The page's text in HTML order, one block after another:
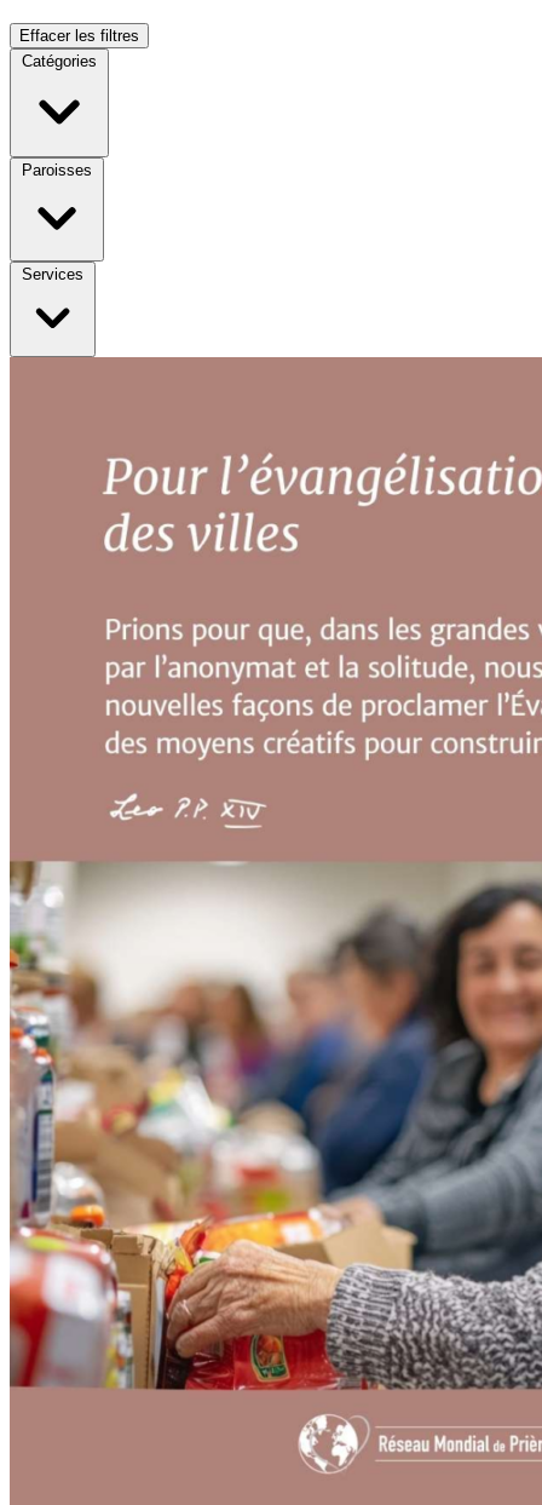
Effacer les filtres
Catégories
Paroisses
Services